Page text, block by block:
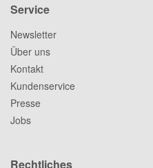
Service
Newsletter
Über uns
Kontakt
Kundenservice
Presse
Jobs
Rechtliches